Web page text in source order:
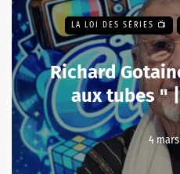
LA LOI DES SÉRIES 📺
Richard
aux tubes "
4